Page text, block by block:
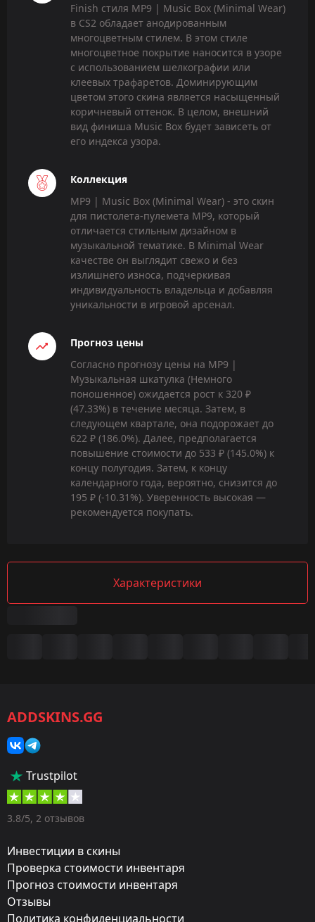
Finish стиля MP9 | Music Box (Minimal Wear)
в CS2 обладает анодированным
многоцветным стилем. В этом стиле
многоцветное покрытие наносится в узоре
с использованием шелкографии или
клеевых трафаретов. Доминирующим
цветом этого скина является насыщенный
коричневый оттенок. В целом, внешний
вид финиша Music Box будет зависеть от
его индекса узора.
Коллекция
MP9 | Music Box (Minimal Wear) - это скин
для пистолета-пулемета MP9, который
отличается стильным дизайном в
музыкальной тематике. В Minimal Wear
качестве он выглядит свежо и без
излишнего износа, подчеркивая
индивидуальность владельца и добавляя
уникальности в игровой арсенал.
Прогноз цены
Согласно прогнозу цены на MP9 |
Музыкальная шкатулка (Немного
поношенное) ожидается рост к 320 ₽
(47.33%) в течение месяца. Затем, в
следующем квартале, она подорожает до
622 ₽ (186.0%). Далее, предполагается
повышение стоимости до 533 ₽ (145.0%) к
концу полугодия. Затем, к концу
календарного года, вероятно, снизится до
195 ₽ (-10.31%). Уверенность высокая —
рекомендуется покупать.
Характеристики
Категория:
Скины
Пистолеты-пулемёты
Оружие:
Exterior:
Немного поношенное
ADDSKINS.GG
Trustpilot
3.8/5, 2 отзывов
Инвестиции в скины
Проверка стоимости инвентаря
Прогноз стоимости инвентаря
Отзывы
Политика конфиденциальности